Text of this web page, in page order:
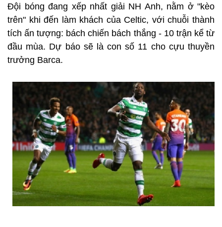
Đội bóng đang xếp nhất giải NH Anh, nằm ở "kèo
trên" khi đến làm khách của Celtic, với chuỗi thành
tích ấn tượng: bách chiến bách thắng - 10 trận kể từ
đầu mùa. Dự báo sẽ là con số 11 cho cựu thuyền
trưởng Barca.